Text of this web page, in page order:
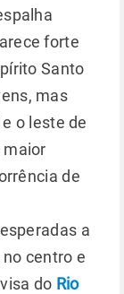
forte
Santo
mas
o leste de
maior
de
a
centro e
do Rio